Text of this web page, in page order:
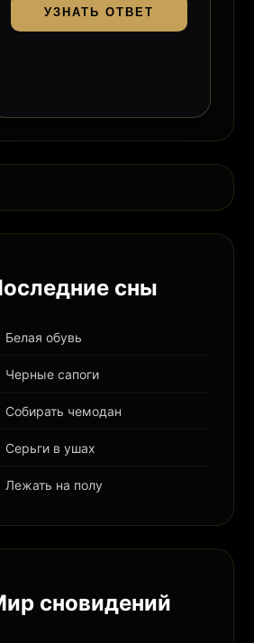
УЗНАТЬ ОТВЕТ
сны
Белая обувь
Черные сапоги
Собирать чемодан
Серьги в ушах
Лежать на полу
сновидений